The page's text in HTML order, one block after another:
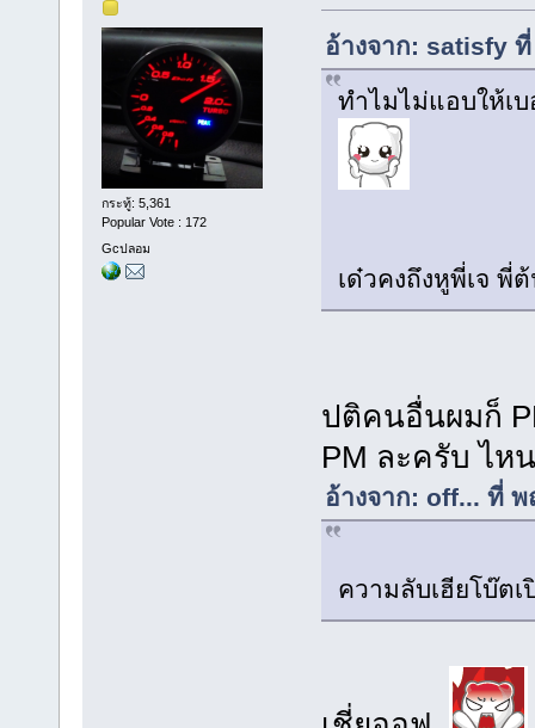
กระทู้: 5,361
Popular Vote : 172
Gcปลอม
อ้างจาก: satisfy
ทำไมไม่แอบให้เ
เด๋วคงถึงหูพี่เจ
ปติคนอื่นผมก็
PM ละครับ ไห
อ้างจาก: off... ที่
ความลับเฮียโบ๊ตเ